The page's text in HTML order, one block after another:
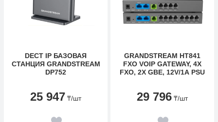
DECT IP БАЗОВАЯ
СТАНЦИЯ GRANDSTREAM
DP752
25 947 ₸/шт
GRANDSTREAM HT841
FXO VOIP GATEWAY, 4X
FXO, 2X GBE, 12V/1A PSU
29 796 ₸/шт